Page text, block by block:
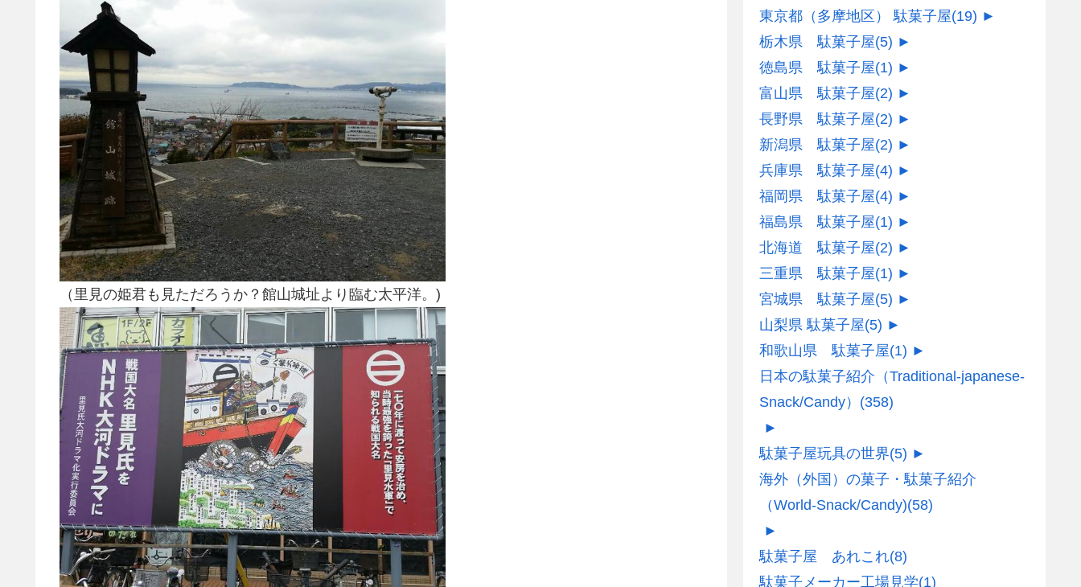
（里見の姫君も見ただろうか？館山城址より臨む太平洋。)
東京都（多摩地区） 駄菓子屋(19) ►
栃木県 駄菓子屋(5) ►
徳島県 駄菓子屋(1) ►
富山県 駄菓子屋(2) ►
長野県 駄菓子屋(2) ►
新潟県 駄菓子屋(2) ►
兵庫県 駄菓子屋(4) ►
福岡県 駄菓子屋(4) ►
福島県 駄菓子屋(1) ►
北海道 駄菓子屋(2) ►
三重県 駄菓子屋(1) ►
宮城県 駄菓子屋(5) ►
山梨県 駄菓子屋(5) ►
和歌山県 駄菓子屋(1) ►
日本の駄菓子紹介（Traditional-japanese-
Snack/Candy） (358)
►
駄菓子屋玩具の世界(5) ►
海外（外国）の菓子・駄菓子紹介
（World-Snack/Candy)(58)
►
駄菓子屋 あれこれ(8)
駄菓子メーカー工場見学(1)